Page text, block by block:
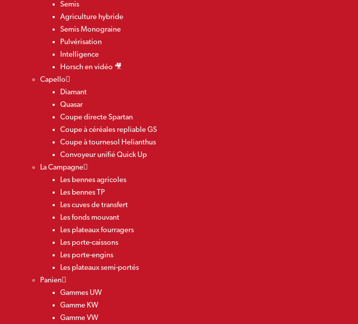
Semis
Agriculture hybride
Semis Monograine
Pulvérisation
Intelligence
Horsch en vidéo 🎥
Capello
Diamant
Quasar
Coupe directe Spartan
Coupe à céréales repliable GS
Coupe à tournesol Helianthus
Convoyeur unifié Quick Up
La Campagne
Les bennes agricoles
Les bennes TP
Les cuves de transfert
Les fonds mouvant
Les plateaux fourragers
Les porte-caissons
Les porte-engins
Les plateaux semi-portés
Panien
Gammes UW
Gamme KW
Gamme VW